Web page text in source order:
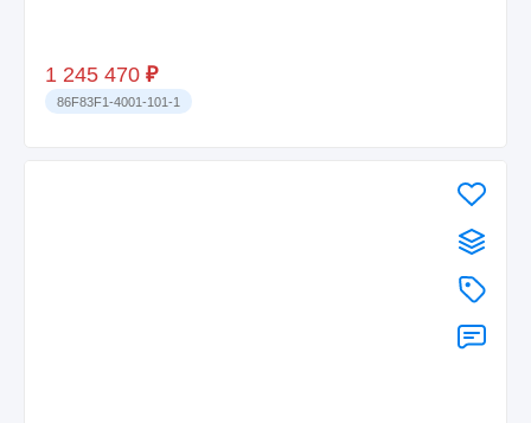
1 245 470 ₽
86F83F1-4001-101-1